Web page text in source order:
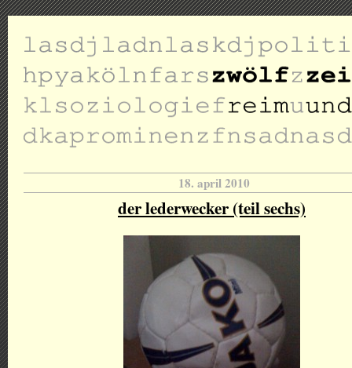
18. april 2010
der lederwecker (teil sechs)